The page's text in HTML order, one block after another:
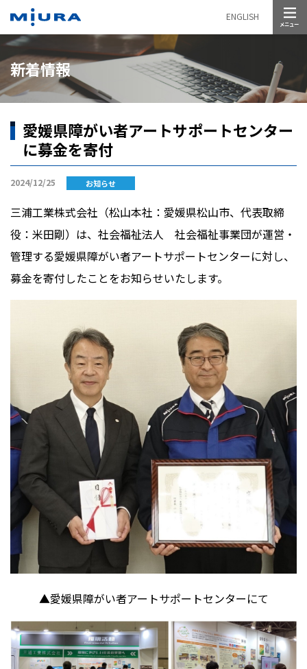
ENGLISH
新着情報
愛媛県障がい者アートサポートセンター
に募金を寄付
2024/12/25 お知らせ
三浦工業株式会社（松山本社：愛媛県松山市、代表取締
役：米田剛）は、社会福祉法人 社会福祉事業団が運営・
管理する愛媛県障がい者アートサポートセンターに対し、
募金を寄付したことをお知らせいたします。
▲愛媛県障がい者アートサポートセンターにて